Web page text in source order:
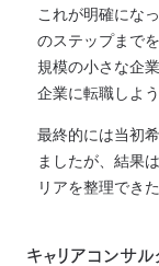
これが明確にな
のステップまで
規模の小さな企
企業に転職しよ
最終的には当初
ましたが、結果
リアを整理でき
キャリアコンサ